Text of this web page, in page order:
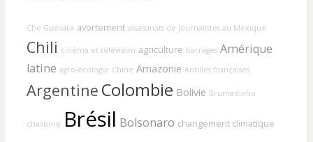
Che Guevara avortement assassinats de journalistes au Mexique
Chili cinéma et télévision agriculture barrages Amérique
latine agro-écologie Chine Amazonie Antilles françaises
Argentine Colombie Bolivie Brumadinho
chavisme Brésil Bolsonaro changement climatique